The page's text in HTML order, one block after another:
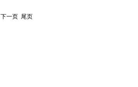
下一页 尾页